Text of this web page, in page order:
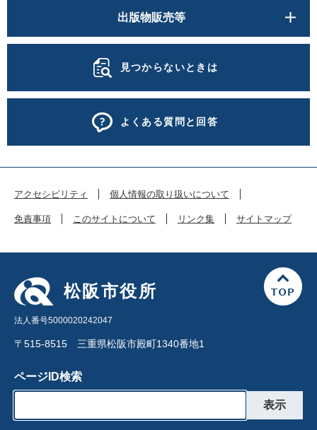
出版物販売等
見つからないときは
よくある質問と回答
アクセシビリティ 個人情報の取り扱いについて
免責事項 このサイトについて リンク集 サイトマップ
松阪市役所
法人番号5000020242047
〒515-8515 三重県松阪市殿町1340番地1
ページID検索